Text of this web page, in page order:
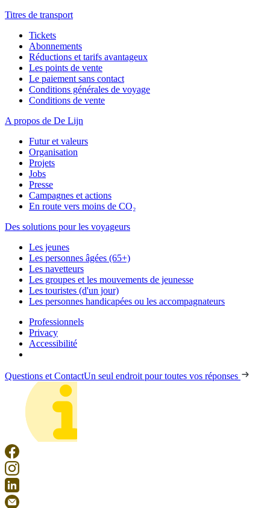
Titres de transport
Tickets
Abonnements
Réductions et tarifs avantageux
Les points de vente
Le paiement sans contact
Conditions générales de voyage
Conditions de vente
A propos de De Lijn
Futur et valeurs
Organisation
Projets
Jobs
Presse
Campagnes et actions
En route vers moins de CO₂
Des solutions pour les voyageurs
Les jeunes
Les personnes âgées (65+)
Les navetteurs
Les groupes et les mouvements de jeunesse
Les touristes (d'un jour)
Les personnes handicapées ou les accompagnateurs
Professionnels
Privacy
Accessibilité
Questions et ContactUn seul endroit pour toutes vos réponses